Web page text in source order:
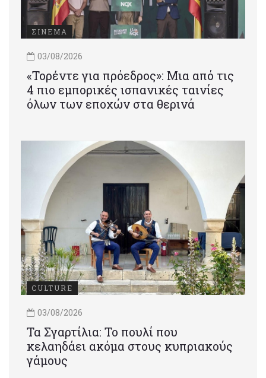
ΣΙΝΕΜΑ
03/08/2026
«Τορέντε για πρόεδρος»: Mια από τις
4 πιο εμπορικές ισπανικές ταινίες
όλων των εποχών στα θερινά
CULTURE
03/08/2026
Τα Σγαρτίλια: Το πουλί που
κελαηδάει ακόμα στους κυπριακούς
γάμους